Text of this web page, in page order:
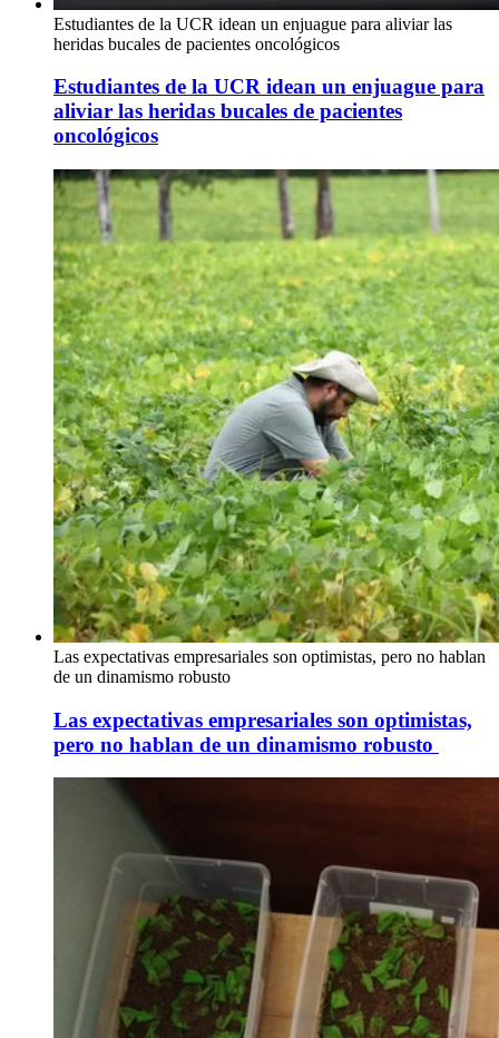
Estudiantes de la UCR idean un enjuague para aliviar las
heridas bucales de pacientes oncológicos
Estudiantes de la UCR idean un enjuague para
aliviar las heridas bucales de pacientes
oncológicos
Las expectativas empresariales son optimistas, pero no hablan
de un dinamismo robusto
Las expectativas empresariales son optimistas,
pero no hablan de un dinamismo robusto